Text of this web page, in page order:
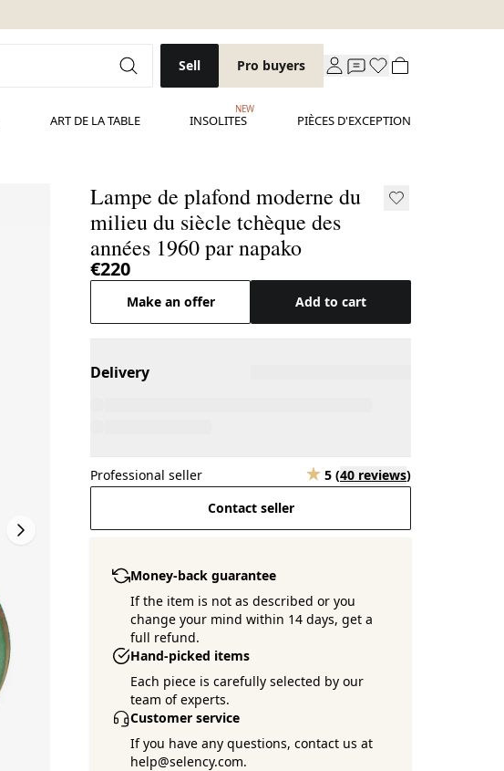
Sell Pro buyers
ART DE LA TABLE INSOLITES
NEW
PIÈCES D'EXCEPTION
Lampe de plafond moderne du
milieu du siècle tchèque des
années 1960 par napako
€220
Make an offer Add to cart
Delivery
Professional seller 5 (40 reviews)
Contact seller
Money-back guarantee
If the item is not as described or you
change your mind within 14 days, get a
full refund.
Hand-picked items
Each piece is carefully selected by our
team of experts.
Customer service
If you have any questions, contact us at
help@selency.com.